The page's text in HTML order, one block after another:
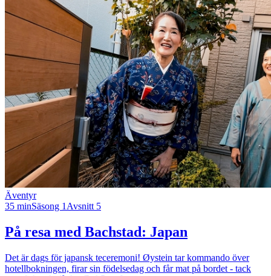
Äventyr
35 minSäsong 1Avsnitt 5
På resa med Bachstad: Japan
Det är dags för japansk teceremoni! Øystein tar kommando över
hotellbokningen, firar sin födelsedag och får mat på bordet - tack